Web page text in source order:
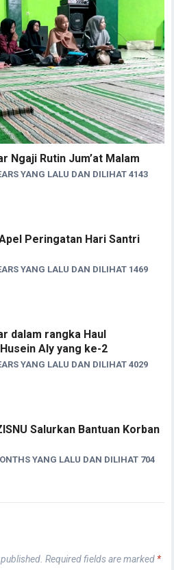
Ngaji Rutin Jum’at Malam
YANG LALU DAN DILIHAT 4143
Peringatan Hari Santri
YANG LALU DAN DILIHAT 1469
dalam rangka Haul
Aly yang ke-2
YANG LALU DAN DILIHAT 4029
Salurkan Bantuan Korban
YANG LALU DAN DILIHAT 704
Required fields are marked *